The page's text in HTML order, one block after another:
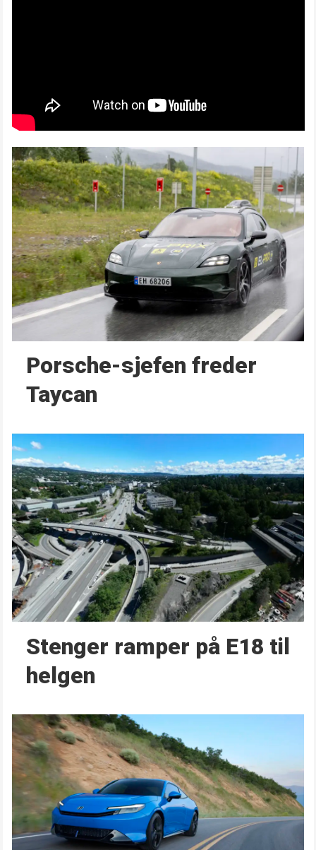
Porsche-sjefen freder
Taycan
Stenger ramper på E18 til
helgen